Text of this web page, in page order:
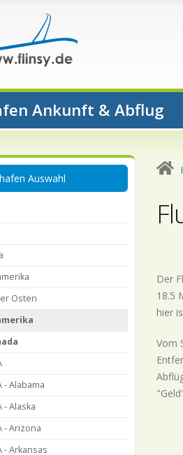
Ankunft & Abflug
Auswahl
Osten
- Alabama
- Alaska
- Arizona
- Arkansas
Der
18.5
hier
Vom